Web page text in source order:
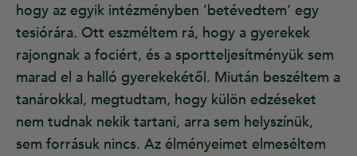
hogy az egyik intézményben ’betévedtem’ egy
tesiórára. Ott eszméltem rá, hogy a gyerekek
rajongnak a fociért, és a sportteljesítményük sem
marad el a halló gyerekekétől. Miután beszéltem a
tanárokkal, megtudtam, hogy külön edzéseket
nem tudnak nekik tartani, arra sem helyszínük,
sem forrásuk nincs. Az élményeimet elmeséltem